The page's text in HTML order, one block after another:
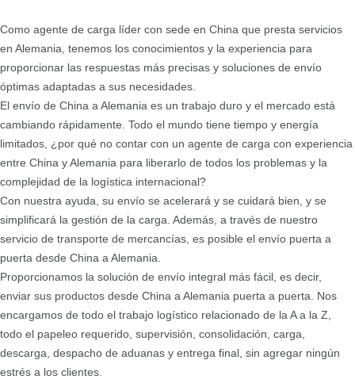
Como agente de carga líder con sede en China que presta servicios
en Alemania, tenemos los conocimientos y la experiencia para
proporcionar las respuestas más precisas y soluciones de envío
óptimas adaptadas a sus necesidades.
El envío de China a Alemania es un trabajo duro y el mercado está
cambiando rápidamente. Todo el mundo tiene tiempo y energía
limitados, ¿por qué no contar con un agente de carga con experiencia
entre China y Alemania para liberarlo de todos los problemas y la
complejidad de la logística internacional?
Con nuestra ayuda, su envío se acelerará y se cuidará bien, y se
simplificará la gestión de la carga. Además, a través de nuestro
servicio de transporte de mercancías, es posible el envío puerta a
puerta desde China a Alemania.
Proporcionamos la solución de envío integral más fácil, es decir,
enviar sus productos desde China a Alemania puerta a puerta. Nos
encargamos de todo el trabajo logístico relacionado de la A a la Z,
todo el papeleo requerido, supervisión, consolidación, carga,
descarga, despacho de aduanas y entrega final, sin agregar ningún
estrés a los clientes.